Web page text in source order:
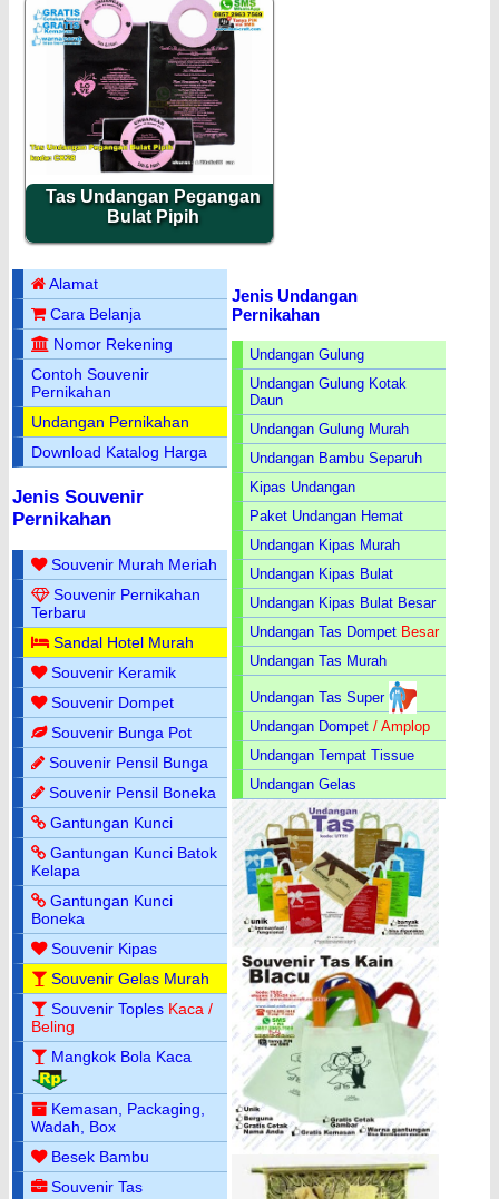
Tas Undangan Pegangan
Bulat Pipih
Alamat
Cara Belanja
Nomor Rekening
Contoh Souvenir
Pernikahan
Undangan Pernikahan
Download Katalog Harga
Jenis Souvenir
Pernikahan
Souvenir Murah Meriah
Souvenir Pernikahan
Terbaru
Sandal Hotel Murah
Souvenir Keramik
Souvenir Dompet
Souvenir Bunga Pot
Souvenir Pensil Bunga
Souvenir Pensil Boneka
Gantungan Kunci
Gantungan Kunci Batok
Kelapa
Gantungan Kunci
Boneka
Souvenir Kipas
Souvenir Gelas Murah
Souvenir Toples Kaca /
Beling
Mangkok Bola Kaca
Kemasan, Packaging,
Wadah, Box
Besek Bambu
Souvenir Tas
Jenis Undangan
Pernikahan
Undangan Gulung
Undangan Gulung Kotak
Daun
Undangan Gulung Murah
Undangan Bambu Separuh
Kipas Undangan
Paket Undangan Hemat
Undangan Kipas Murah
Undangan Kipas Bulat
Undangan Kipas Bulat Besar
Undangan Tas Dompet Besar
Undangan Tas Murah
Undangan Tas Super
Undangan Dompet / Amplop
Undangan Tempat Tissue
Undangan Gelas